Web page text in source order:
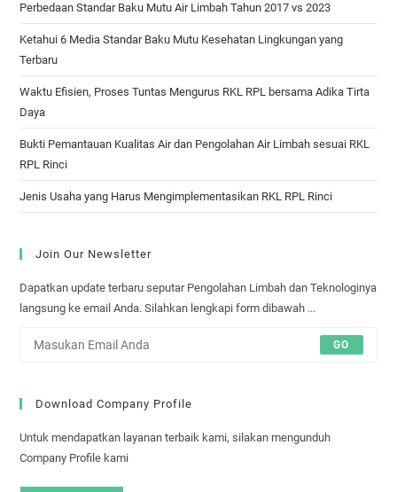
Perbedaan Standar Baku Mutu Air Limbah Tahun 2017 vs 2023
Ketahui 6 Media Standar Baku Mutu Kesehatan Lingkungan yang
Terbaru
Waktu Efisien, Proses Tuntas Mengurus RKL RPL bersama Adika Tirta
Daya
Bukti Pemantauan Kualitas Air dan Pengolahan Air Limbah sesuai RKL
RPL Rinci
Jenis Usaha yang Harus Mengimplementasikan RKL RPL Rinci
Join Our Newsletter
Dapatkan update terbaru seputar Pengolahan Limbah dan Teknologinya
langsung ke email Anda. Silahkan lengkapi form dibawah ...
GO
Download Company Profile
Untuk mendapatkan layanan terbaik kami, silakan mengunduh
Company Profile kami